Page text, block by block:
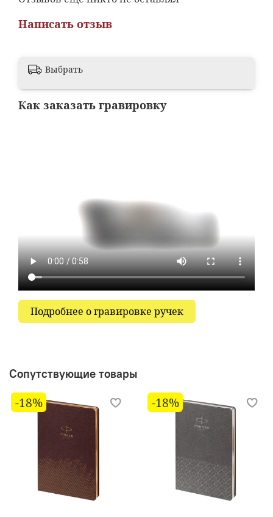
Написать отзыв
Выбрать
Как заказать гравировку
Подробнее о гравировке ручек
Сопутствующие товары
-18% -18%